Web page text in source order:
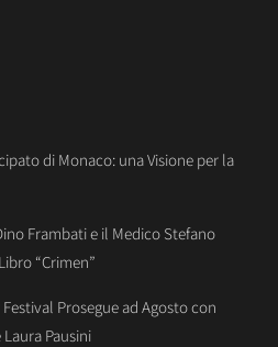
di Monaco: una Visione per la
Frambati e il Medico Stefano
“Crimen”
Prosegue ad Agosto con
Laura Pausini